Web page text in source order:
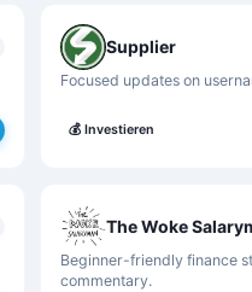
Supplier
Focused updates on
💰 Investieren
The Woke
Beginner-friendly finance
commentary.